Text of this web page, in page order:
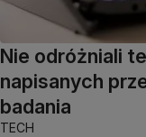
Nie odróżniali
napisanych
badania
TECH